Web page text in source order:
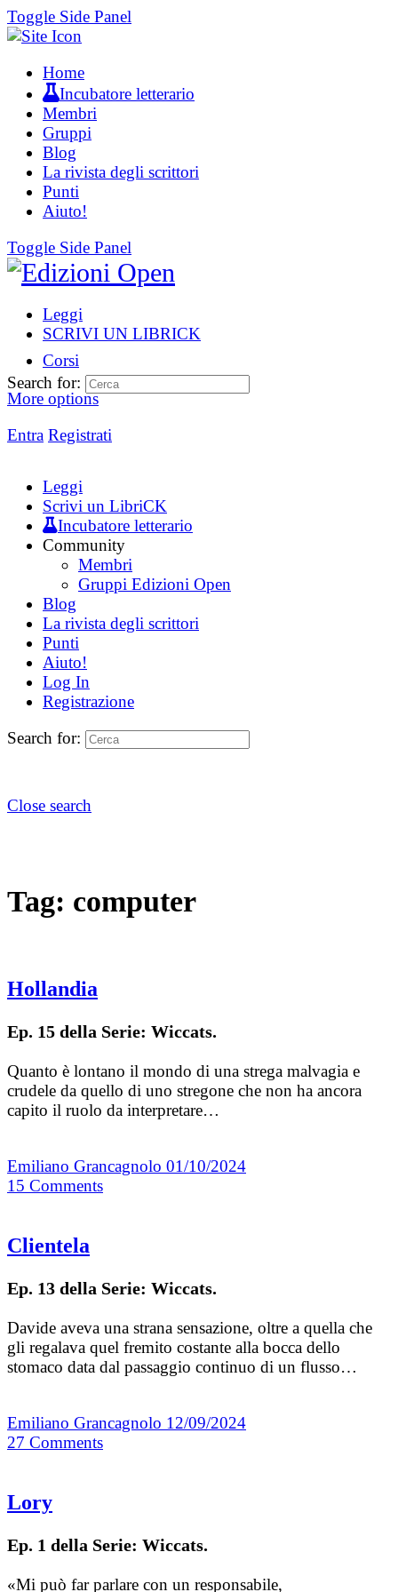
Toggle Side Panel
Home
Incubatore letterario
Membri
Gruppi
Blog
La rivista degli scrittori
Punti
Aiuto!
Toggle Side Panel
Leggi
SCRIVI UN LIBRICK
Corsi
More options
Entra Registrati
Search for:
Leggi
Scrivi un LibriCK
Incubatore letterario
Community
Membri
Gruppi Edizioni Open
Blog
La rivista degli scrittori
Punti
Aiuto!
Log In
Registrazione
Search for:
Close search
Tag: computer
Hollandia
Ep. 15 della Serie: Wiccats.
Quanto è lontano il mondo di una strega malvagia e
crudele da quello di uno stregone che non ha ancora
capito il ruolo da interpretare…
Emiliano Grancagnolo 01/10/2024
15 Comments
Clientela
Ep. 13 della Serie: Wiccats.
Davide aveva una strana sensazione, oltre a quella che
gli regalava quel fremito costante alla bocca dello
stomaco data dal passaggio continuo di un flusso…
Emiliano Grancagnolo 12/09/2024
27 Comments
Lory
Ep. 1 della Serie: Wiccats.
«Mi può far parlare con un responsabile,